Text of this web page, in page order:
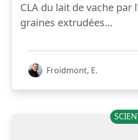
CLA du lait de vache par
graines extrudées...
Froidmont, E.